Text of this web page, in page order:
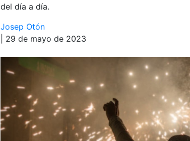
del día a día.
Josep Otón
| 29 de mayo de 2023